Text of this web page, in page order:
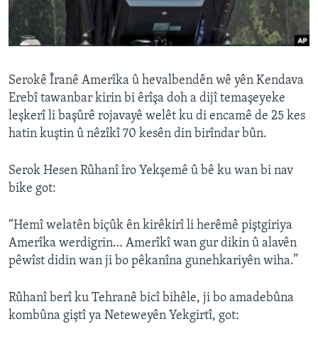
ÇAND Û HUNER
SERNIVÎS
Learning English
FOLLOW US
Serokê Îranê Amerîka û hevalbendên wê yên Kendava
Erebî tawanbar kirin bi êrîşa doh a dijî temaşeyeke
leşkerî li başûrê rojavayê welêt ku di encamê de 25 kes
hatin kuştin û nêzîkî 70 kesên din birîndar bûn.
Serok Hesen Rûhanî îro Yekşemê û bê ku wan bi nav
bike got:
“Hemî welatên biçûk ên kirêkirî li herêmê piştgiriya
Amerîka werdigrin… Amerîkî wan gur dikin û alavên
pêwîst didin wan ji bo pêkanîna gunehkariyên wiha.”
Rûhanî berî ku Tehranê bicî bihêle, ji bo amadebûna
kombûna giştî ya Neteweyên Yekgirtî, got: